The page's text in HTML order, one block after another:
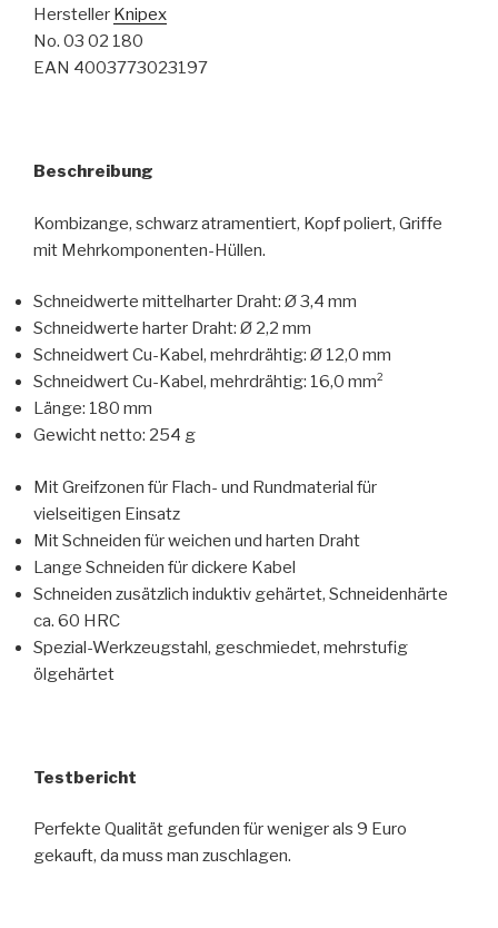
Hersteller Knipex
No. 03 02 180
EAN 4003773023197
Beschreibung
Kombizange, schwarz atramentiert, Kopf poliert, Griffe
mit Mehrkomponenten-Hüllen.
Schneidwerte mittelharter Draht: Ø 3,4 mm
Schneidwerte harter Draht: Ø 2,2 mm
Schneidwert Cu-Kabel, mehrdrähtig: Ø 12,0 mm
Schneidwert Cu-Kabel, mehrdrähtig: 16,0 mm²
Länge: 180 mm
Gewicht netto: 254 g
Mit Greifzonen für Flach- und Rundmaterial für
vielseitigen Einsatz
Mit Schneiden für weichen und harten Draht
Lange Schneiden für dickere Kabel
Schneiden zusätzlich induktiv gehärtet, Schneidenhärte
ca. 60 HRC
Spezial-Werkzeugstahl, geschmiedet, mehrstufig
ölgehärtet
Testbericht
Perfekte Qualität gefunden für weniger als 9 Euro
gekauft, da muss man zuschlagen.